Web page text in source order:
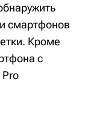
смартфонов
Кроме
с